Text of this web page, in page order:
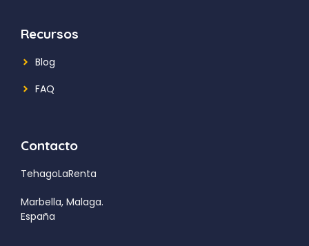
Recursos
Blog
FAQ
Contacto
TehagoLaRenta
Marbella, Malaga.
España